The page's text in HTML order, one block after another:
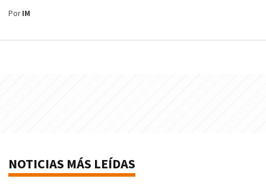
PorIM
NOTICIAS MÁS LEÍDAS